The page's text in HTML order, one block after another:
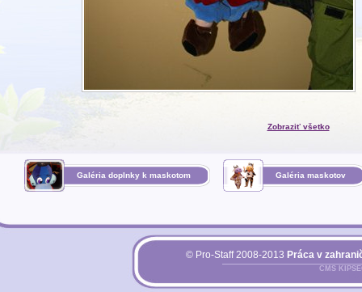
Zobraziť všetko
Galéria doplnky k maskotom Galéria maskotov
© Pro-Staff 2008-2013 Práca v
CMS